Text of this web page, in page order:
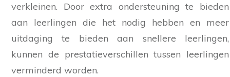
verkleinen. Door extra ondersteuning te bieden
aan leerlingen die het nodig hebben en meer
uitdaging te bieden aan snellere leerlingen,
kunnen de prestatieverschillen tussen leerlingen
verminderd worden.